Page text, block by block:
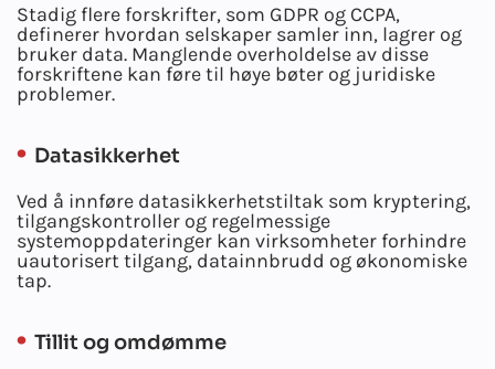
Stadig flere forskrifter, som GDPR og CCPA,
definerer hvordan selskaper samler inn, lagrer og
bruker data. Manglende overholdelse av disse
forskriftene kan føre til høye bøter og juridiske
problemer.
Datasikkerhet
Ved å innføre datasikkerhetstiltak som kryptering,
tilgangskontroller og regelmessige
systemoppdateringer kan virksomheter forhindre
uautorisert tilgang, datainnbrudd og økonomiske
tap.
Tillit og omdømme